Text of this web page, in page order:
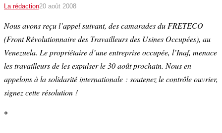
La rédaction20 août 2008
Nous avons reçu l’appel suivant, des camarades du FRETECO
(Front Révolutionnaire des Travailleurs des Usines Occupées), au
Venezuela. Le propriétaire d’une entreprise occupée, l’Inaf, menace
les travailleurs de les expulser le 30 août prochain. Nous en
appelons à la solidarité internationale : soutenez le contrôle ouvrier,
signez cette résolution !
*